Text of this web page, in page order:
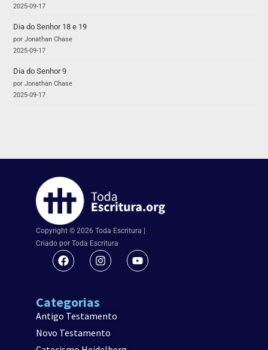
2025-09-17
Dia do Senhor 18 e 19
por Jonathan Chase
2025-09-17
Dia do Senhor 9
por Jonathan Chase
2025-09-17
Copyright © 2026 Toda Escritura |
Criado por Toda Escritura
Categorias
Antigo Testamento
Novo Testamento